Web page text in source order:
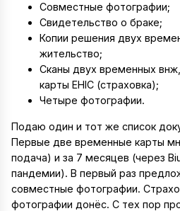
Совместные фотографии;
Свидетельство о браке;
Копии решения двух
жительство;
Сканы двух временных внж,
карты EHIC (страховка);
Четыре фотографии.
Подаю один и тот же список
Первые две временные карты
подача) и за 7 месяцев (через
пандемии). В первый раз
совместные фотографии.
фотографии донёс. С тех пор